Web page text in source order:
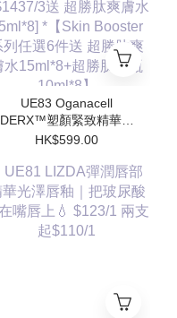
UE83 Oganacell
DERX™塑顏緊致精華霜
50ml$599/1 [*$958/2 送
[*$1437/3送 超勝肽爽膚
水15ml*8] *【Skin
Booster 系列任選6件送
超勝肽爽膚水15ml*8+超
勝肽安瓶10ml*8】
HK$599.00